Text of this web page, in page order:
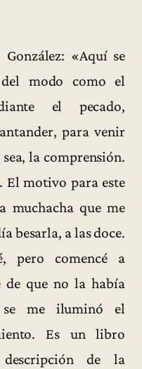
«Aquí se
modo como el
el pecado,
para venir
la comprensión.
El motivo para este
muchacha que me
besarla, a las doce.
pero comencé a
de que no la había
se me iluminó el
Es un libro
descripción de la